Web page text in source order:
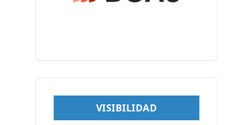
VISIBILIDAD